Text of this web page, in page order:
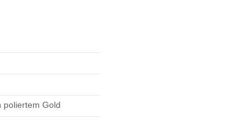
poliertem Gold